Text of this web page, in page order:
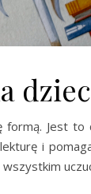
formą. Jest
i